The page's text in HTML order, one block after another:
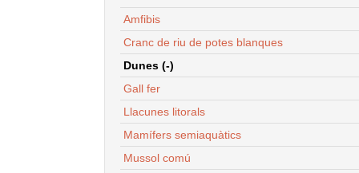
Amfibis
Cranc de riu de potes blanques
Dunes (-)
Gall fer
Llacunes litorals
Mamífers semiaquàtics
Mussol comú